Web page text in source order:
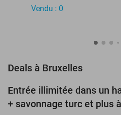
Vendu : 0
Deals à Bruxelles
TODAY
Entrée illimitée dans un
+ savonnage turc et plus